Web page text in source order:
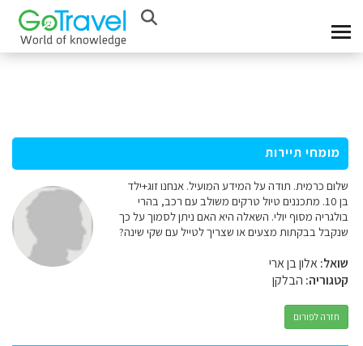
מומחי תיירות
שלום כרמית. תודה על המידע המועיל. אנחנו זוג+ילד
בן 10. מתכננים טיול טרקים משולב עם רכב, בהרי
בולגריה מסוף יולי. השאלה היא האם ניתן לסמוך על כך
שנקבל בבקתות מצעים או שצריך לטייל עם שקי שינה?
שואל:אלון בן ארי
קטגוריה: הבלקן
חזרה לפורום